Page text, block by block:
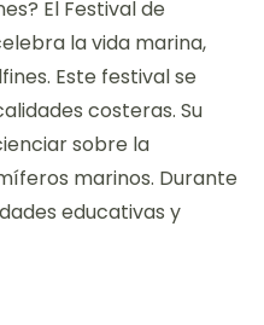
El Festival de
la vida marina,
Este festival se
costeras. Su
sobre la
marinos. Durante
educativas y